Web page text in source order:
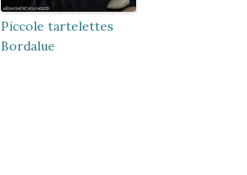
Piccole tartelettes
Bordalue